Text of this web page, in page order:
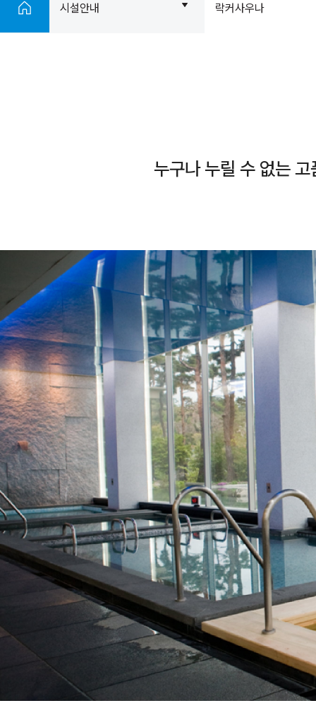
시설안내 락커사우나
누구나 누릴 수 없는